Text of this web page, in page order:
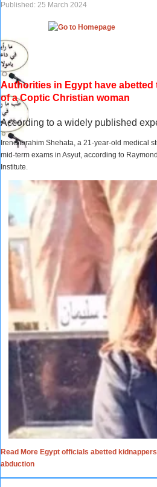
Published: 25 March 2024
Authorities in Egypt have
of a Coptic Christian woman
According to a widely published
Irene Ibrahim Shehata, a 21-year-old medical
mid-term exams in Asyut, according to
Institute.
Read More Egypt officials abetted
abduction